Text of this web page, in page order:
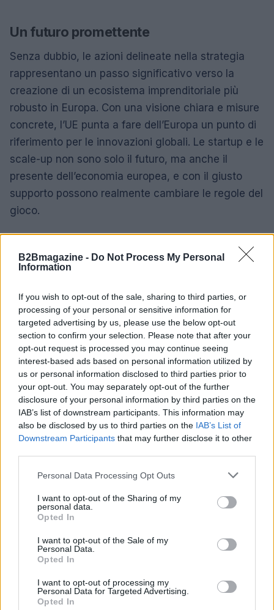
B2Bmagazine - Do Not Process My Personal
Information
If you wish to opt-out of the sale, sharing to third parties, or
processing of your personal or sensitive information for
targeted advertising by us, please use the below opt-out
section to confirm your selection. Please note that after your
opt-out request is processed you may continue seeing
interest-based ads based on personal information utilized by
us or personal information disclosed to third parties prior to
your opt-out. You may separately opt-out of the further
disclosure of your personal information by third parties on the
IAB’s list of downstream participants. This information may
also be disclosed by us to third parties on the IAB’s List of
Downstream Participants that may further disclose it to other
Please note that this website/app uses one or more Google
not limited to your visit or usage behaviour. You may click to
grant or deny consent to Google and its third-party tags to
use your data for below specified purposes in below Google
consent section.
Personal Data Processing Opt Outs
I want to opt-out of the Sharing of my
personal data.
Opted In
I want to opt-out of the Sale of my
Personal Data.
Opted In
I want to opt-out of processing my
Personal Data for Targeted Advertising.
Opted In
Un futuro promettente
Senza dubbio, le azioni delineate nella strategia
rappresentano un passo significativo verso la
creazione di un ecosistema imprenditoriale più
robusto in Europa. Con una visione chiara e misure
concrete, l’UE punta a fare dell’Europa un punto di
riferimento per le innovazioni globali. Le startup e le
scale-up non sono solo il futuro, ma anche il
presente dell’economia europea, e con il giusto
supporto possono realmente cambiare le regole del
gioco.
AUTORE
AiAdhubMedia
Continua a leggere